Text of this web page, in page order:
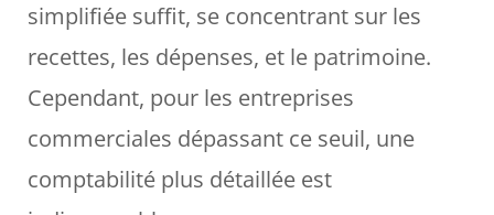
simplifiée suffit, se concentrant sur les
recettes, les dépenses, et le patrimoine.
Cependant, pour les entreprises
commerciales dépassant ce seuil, une
comptabilité plus détaillée est